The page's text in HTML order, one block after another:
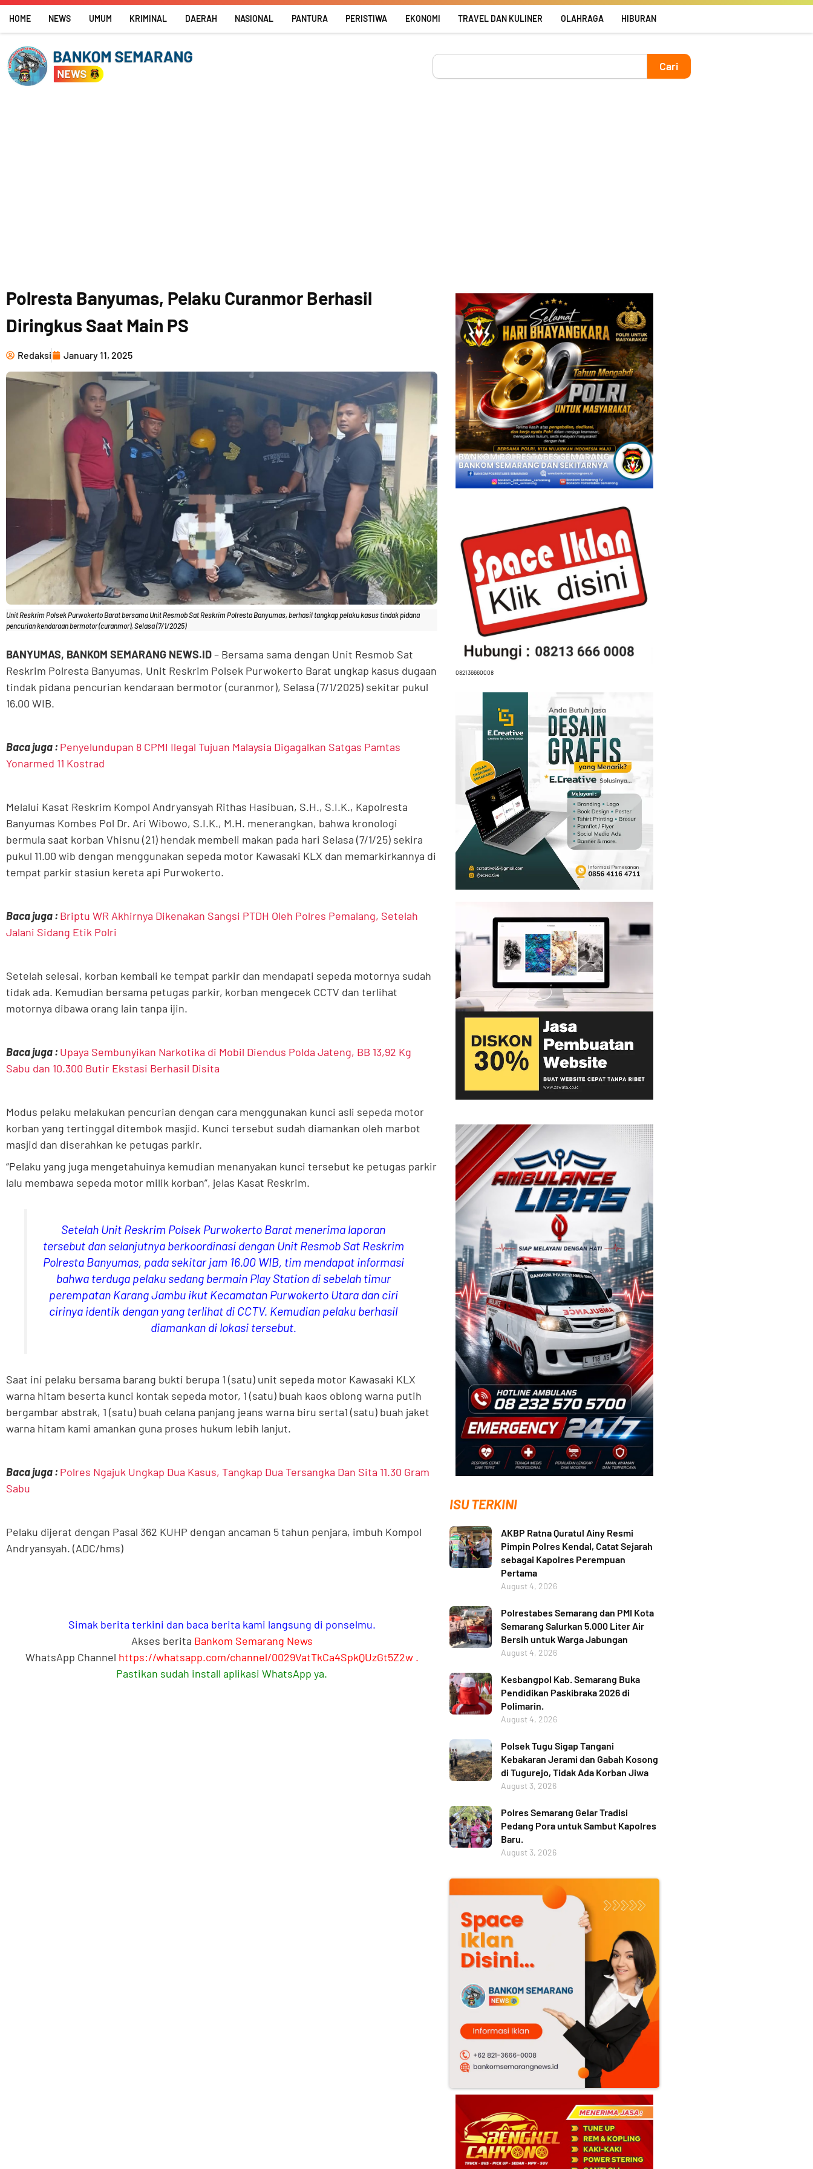
Skip
content
HOME NEWS UMUM KRIMINAL DAERAH NASIONAL PANTURA PERISTIWA EKONOMI TRAVEL DAN KULINER OLAHRAGA HIBURAN
Search
Cari
Polresta Banyumas, Pelaku Curanmor Berhasil
Diringkus Saat Main PS
Redaksi January 11, 2025
Unit Reskrim Polsek Purwokerto Barat bersama Unit Resmob Sat Reskrim Polresta Banyumas, berhasil tangkap pelaku kasus tindak pidana
pencurian kendaraan bermotor (curanmor), Selasa (7/1/2025)
BANYUMAS, BANKOM SEMARANG NEWS.ID– Bersama sama dengan Unit Resmob Sat
Reskrim Polresta Banyumas, Unit Reskrim Polsek Purwokerto Barat ungkap kasus dugaan
tindak pidana pencurian kendaraan bermotor (curanmor), Selasa (7/1/2025) sekitar pukul
16.00 WIB.
Baca juga : Penyelundupan 8 CPMI Ilegal Tujuan Malaysia Digagalkan Satgas Pamtas
Yonarmed 11 Kostrad
Melalui Kasat Reskrim Kompol Andryansyah Rithas Hasibuan, S.H., S.I.K., Kapolresta
Banyumas Kombes Pol Dr. Ari Wibowo, S.I.K., M.H. menerangkan, bahwa kronologi
bermula saat korban Vhisnu (21) hendak membeli makan pada hari Selasa (7/1/25) sekira
pukul 11.00 wib dengan menggunakan sepeda motor Kawasaki KLX dan memarkirkannya di
tempat parkir stasiun kereta api Purwokerto.
Baca juga : Briptu WR Akhirnya Dikenakan Sangsi PTDH Oleh Polres Pemalang, Setelah
Jalani Sidang Etik Polri
Setelah selesai, korban kembali ke tempat parkir dan mendapati sepeda motornya sudah
tidak ada. Kemudian bersama petugas parkir, korban mengecek CCTV dan terlihat
motornya dibawa orang lain tanpa ijin.
Baca juga : Upaya Sembunyikan Narkotika di Mobil Diendus Polda Jateng, BB 13,92 Kg
Sabu dan 10.300 Butir Ekstasi Berhasil Disita
Modus pelaku melakukan pencurian dengan cara menggunakan kunci asli sepeda motor
korban yang tertinggal ditembok masjid. Kunci tersebut sudah diamankan oleh marbot
masjid dan diserahkan ke petugas parkir.
“Pelaku yang juga mengetahuinya kemudian menanyakan kunci tersebut ke petugas parkir
lalu membawa sepeda motor milik korban”, jelas Kasat Reskrim.
Setelah Unit Reskrim Polsek Purwokerto Barat menerima laporan
tersebut dan selanjutnya berkoordinasi dengan Unit Resmob Sat Reskrim
Polresta Banyumas, pada sekitar jam 16.00 WIB, tim mendapat informasi
bahwa terduga pelaku sedang bermain Play Station di sebelah timur
perempatan Karang Jambu ikut Kecamatan Purwokerto Utara dan ciri
cirinya identik dengan yang terlihat di CCTV. Kemudian pelaku berhasil
diamankan di lokasi tersebut.
Saat ini pelaku bersama barang bukti berupa 1 (satu) unit sepeda motor Kawasaki KLX
warna hitam beserta kunci kontak sepeda motor, 1 (satu) buah kaos oblong warna putih
bergambar abstrak, 1 (satu) buah celana panjang jeans warna biru serta1 (satu) buah jaket
warna hitam kami amankan guna proses hukum lebih lanjut.
Baca juga : Polres Ngajuk Ungkap Dua Kasus, Tangkap Dua Tersangka Dan Sita 11.30 Gram
Sabu
Pelaku dijerat dengan Pasal 362 KUHP dengan ancaman 5 tahun penjara, imbuh Kompol
Andryansyah. (ADC/hms)
Simak berita terkini dan baca berita kami langsung di ponselmu.
Akses berita Bankom Semarang News
WhatsApp Channel https://whatsapp.com/channel/0029VatTkCa4SpkQUzGt5Z2w.
Pastikan sudah install aplikasi WhatsApp ya.
082136660008
ISU TERKINI
AKBP Ratna Quratul Ainy Resmi
Pimpin Polres Kendal, Catat Sejarah
sebagai Kapolres Perempuan
Pertama
August 4, 2026
Polrestabes Semarang dan PMI Kota
Semarang Salurkan 5.000 Liter Air
Bersih untuk Warga Jabungan
August 4, 2026
Kesbangpol Kab. Semarang Buka
Pendidikan Paskibraka 2026 di
Polimarin.
August 4, 2026
Polsek Tugu Sigap Tangani
Kebakaran Jerami dan Gabah Kosong
di Tugurejo, Tidak Ada Korban Jiwa
August 3, 2026
Polres Semarang Gelar Tradisi
Pedang Pora untuk Sambut Kapolres
Baru.
August 3, 2026